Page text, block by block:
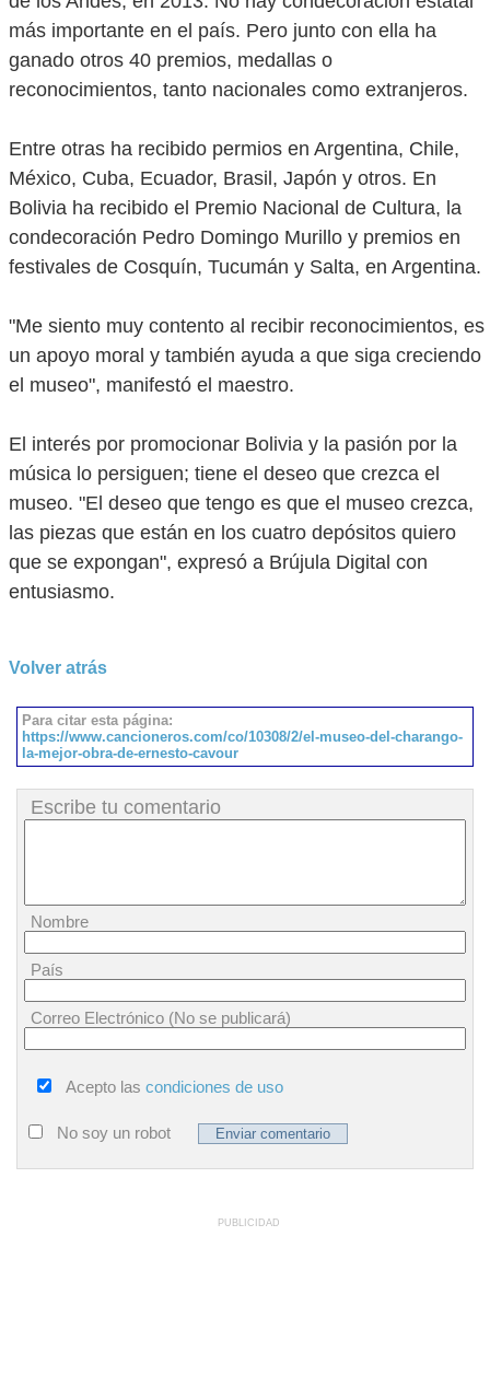
más importante en el país. Pero junto con ella ha
ganado otros 40 premios, medallas o
reconocimientos, tanto nacionales como extranjeros.
Entre otras ha recibido permios en Argentina, Chile,
México, Cuba, Ecuador, Brasil, Japón y otros. En
Bolivia ha recibido el Premio Nacional de Cultura, la
condecoración Pedro Domingo Murillo y premios en
festivales de Cosquín, Tucumán y Salta, en Argentina.
"Me siento muy contento al recibir reconocimientos, es
un apoyo moral y también ayuda a que siga creciendo
el museo", manifestó el maestro.
El interés por promocionar Bolivia y la pasión por la
música lo persiguen; tiene el deseo que crezca el
museo. "El deseo que tengo es que el museo crezca,
las piezas que están en los cuatro depósitos quiero
que se expongan", expresó a Brújula Digital con
entusiasmo.
Volver atrás
Para citar esta página:
https://www.cancioneros.com/co/10308/2/el-museo-del-charango-
la-mejor-obra-de-ernesto-cavour
Escribe tu comentario
Nombre
País
Correo Electrónico (No se publicará)
Acepto las condiciones de uso
No soy un robot
PUBLICIDAD